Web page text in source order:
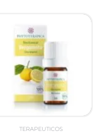
TERAPEUTICOS